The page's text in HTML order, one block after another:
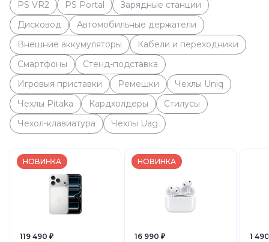
PS VR2
PS Portal
Зарядные станции
Дисковод
Автомобильные держатели
Внешние аккумуляторы
Кабели и переходники
Смартфоны
Стенд-подставка
Игровыя приставки
Ремешки
Чехлы Uniq
Чехлы Pitaka
Кардхолдеры
Стилусы
Чехол-клавиатура
Чехлы Uag
НОВИНКА
119 490 ₽
НОВИНКА
16 990 ₽ 1